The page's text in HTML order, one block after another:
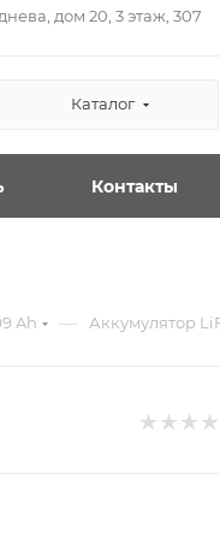
дом 20, 3 этаж, 307
Каталог
Контакты
Ah — Аккумулятор